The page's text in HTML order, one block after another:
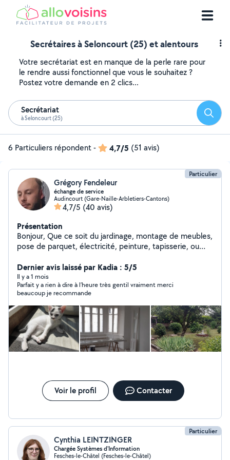
Secrétaires à Seloncourt (25) et alentours
Votre secrétariat est en manque de la perle rare pour
le rendre aussi fonctionnel que vous le souhaitez ?
Postez votre demande en 2 clics...
Secrétariat
à Seloncourt (25)
6 Particuliers répondent- 4,7/5 (51 avis)
Particulier
Grégory Fendeleur
échange de service
Audincourt (Gare-Naille-Arbletiers-Cantons)
4,7/5 (40 avis)
Présentation
Bonjour, Que ce soit du jardinage, montage de meubles,
pose de parquet, électricité, peinture, tapisserie, ou
en même temps de rénover ma maison niveau placo et
électricité, tout comme peinture et papiers peints !
Dernier avis laissé par Kadia : 5/5
Il y a 1 mois
Parfait y a rien à dire à l’heure très gentil vraiment merci
beaucoup je recommande
Voir le profil Contacter
Particulier
Cynthia LEINTZINGER
Chargée Systèmes d'Information
Fesches-le-Châtel (Fesches-le-Châtel)